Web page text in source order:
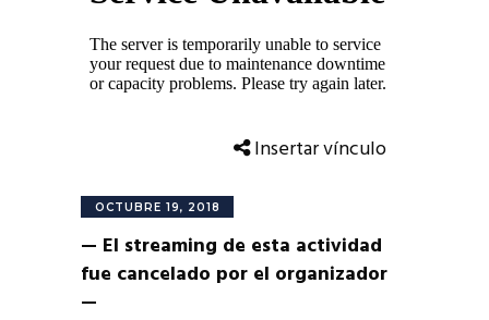
Insertar vínculo
OCTUBRE 19, 2018
— El streaming de esta actividad
fue cancelado por el organizador
—